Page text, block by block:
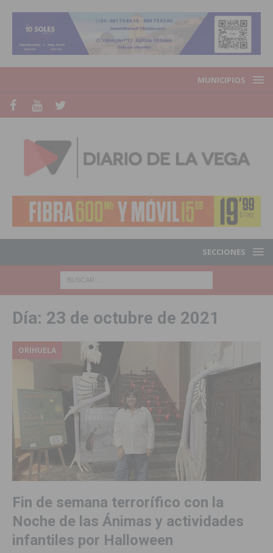
MUNICIPIOS
SECCIONES
Día: 23 de octubre de 2021
ORIHUELA
Fin de semana terrorífico con la
Noche de las Ánimas y actividades
infantiles por Halloween